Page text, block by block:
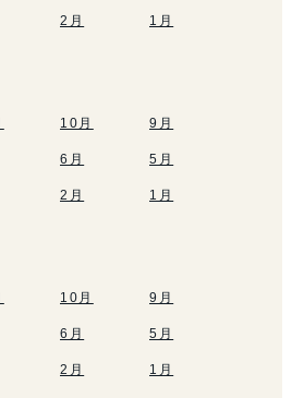
2月 1月
10月 9月
6月 5月
2月 1月
10月 9月
6月 5月
2月 1月